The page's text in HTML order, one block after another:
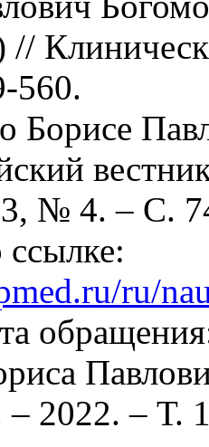
//
560.
Борисе
№ 4. – С.
ссылке:
ru/
– 2022. – Т.